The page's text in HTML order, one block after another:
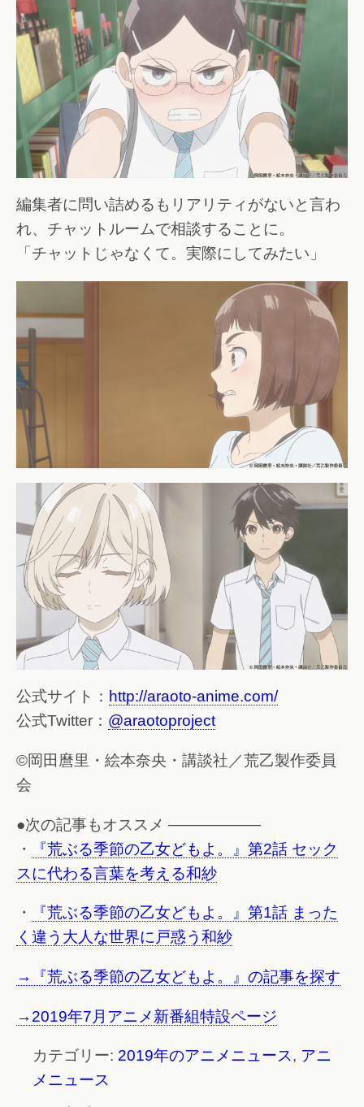
編集者に問い詰めるもリアリティがないと言わ
れ、チャットルームで相談することに。
「チャットじゃなくて。実際にしてみたい」
公式サイト： http://araoto-anime.com/
公式Twitter： @araotoproject
©岡田麿里・絵本奈央・講談社／荒乙製作委員
会
●次の記事もオススメ ——————
・
『荒ぶる季節の乙女どもよ。』第2話 セック
スに代わる言葉を考える和紗
・
『荒ぶる季節の乙女どもよ。』第1話 まった
く違う大人な世界に戸惑う和紗
→『荒ぶる季節の乙女どもよ。』の記事を探す
→2019年7月アニメ新番組特設ページ
カテゴリー: 2019年のアニメニュース, アニ
メニュース